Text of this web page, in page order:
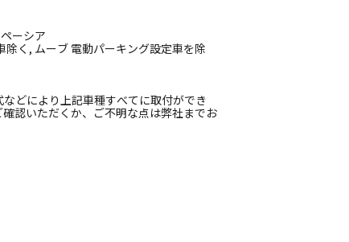
ーシア
除く, ムーブ 電動パーキング設定車を除
どにより上記車種すべてに取付ができ
認いただくか、ご不明な点は弊社までお